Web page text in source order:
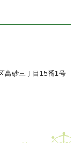
高砂三丁目15番1号